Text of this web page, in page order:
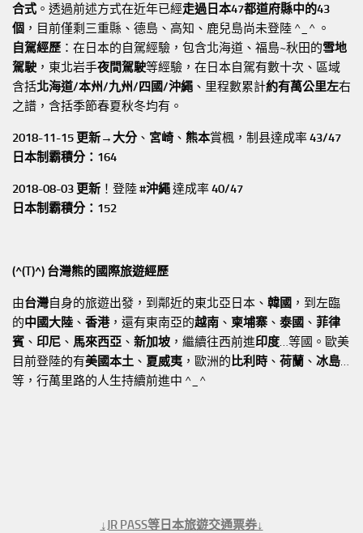
合式 。透過前述方式在近年已經走過日本47都道府縣中的43
個 ，目前僅剩三重縣、德島、高知、鹿兒島尚未登陸 ^_^ 。
自駕經歷 ：在日本的自駕經驗，包含北海道、福島~秋田的雪地
駕駛 ，東北岩手夜間駕駛等經驗，在日本自駕有數十次、區域
含括北海道/本州/九州/四國/沖繩 、里程數累計約有萬公里左右
之譜，含括季節春夏秋冬均有。
2018-11-15 更新→ 大分、 宮崎 、 熊本賞楓，制县達成率43/47
日本制霸積分：164
2018-08-03 更新 ！登陸#沖繩達成率40/47
日本制霸積分：152
(^(T)^) 台灣熊的國際旅遊經歷
由台灣自身的旅遊出發，到鄰近的東北亞日本、 韓國 ，到左臨
的中國大陸 、 香港，還有東南亞的越南 、 柬埔寨 、 泰國 、 菲律
賓 、 印尼 、 馬來西亞 、 新加坡 ，繼續往西前進印度…等國。歐美
目前登陸的有美國本土 、 夏威夷 ，歐洲的比利時 、 荷蘭 、 冰島…
等，行萬里路的人生持續前進中 ^_^
↓JR PASS等日本旅遊交通票券↓